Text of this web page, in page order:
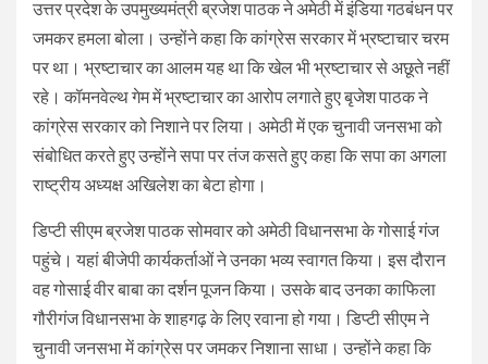
उत्तर प्रदेश के उपमुख्यमंत्री ब्रजेश पाठक ने अमेठी में इंडिया गठबंधन पर
जमकर हमला बोला। उन्होंने कहा कि कांग्रेस सरकार में भ्रष्टाचार चरम
पर था। भ्रष्टाचार का आलम यह था कि खेल भी भ्रष्टाचार से अछूते नहीं
रहे। कॉमनवेल्थ गेम में भ्रष्टाचार का आरोप लगाते हुए बृजेश पाठक ने
कांग्रेस सरकार को निशाने पर लिया। अमेठी में एक चुनावी जनसभा को
संबोधित करते हुए उन्होंने सपा पर तंज कसते हुए कहा कि सपा का अगला
राष्ट्रीय अध्यक्ष अखिलेश का बेटा होगा।
डिप्टी सीएम ब्रजेश पाठक सोमवार को अमेठी विधानसभा के गोसाई गंज
पहुंचे। यहां बीजेपी कार्यकर्ताओं ने उनका भव्य स्वागत किया। इस दौरान
वह गोसाई वीर बाबा का दर्शन पूजन किया। उसके बाद उनका काफिला
गौरीगंज विधानसभा के शाहगढ़ के लिए रवाना हो गया। डिप्टी सीएम ने
चुनावी जनसभा में कांग्रेस पर जमकर निशाना साधा। उन्होंने कहा कि